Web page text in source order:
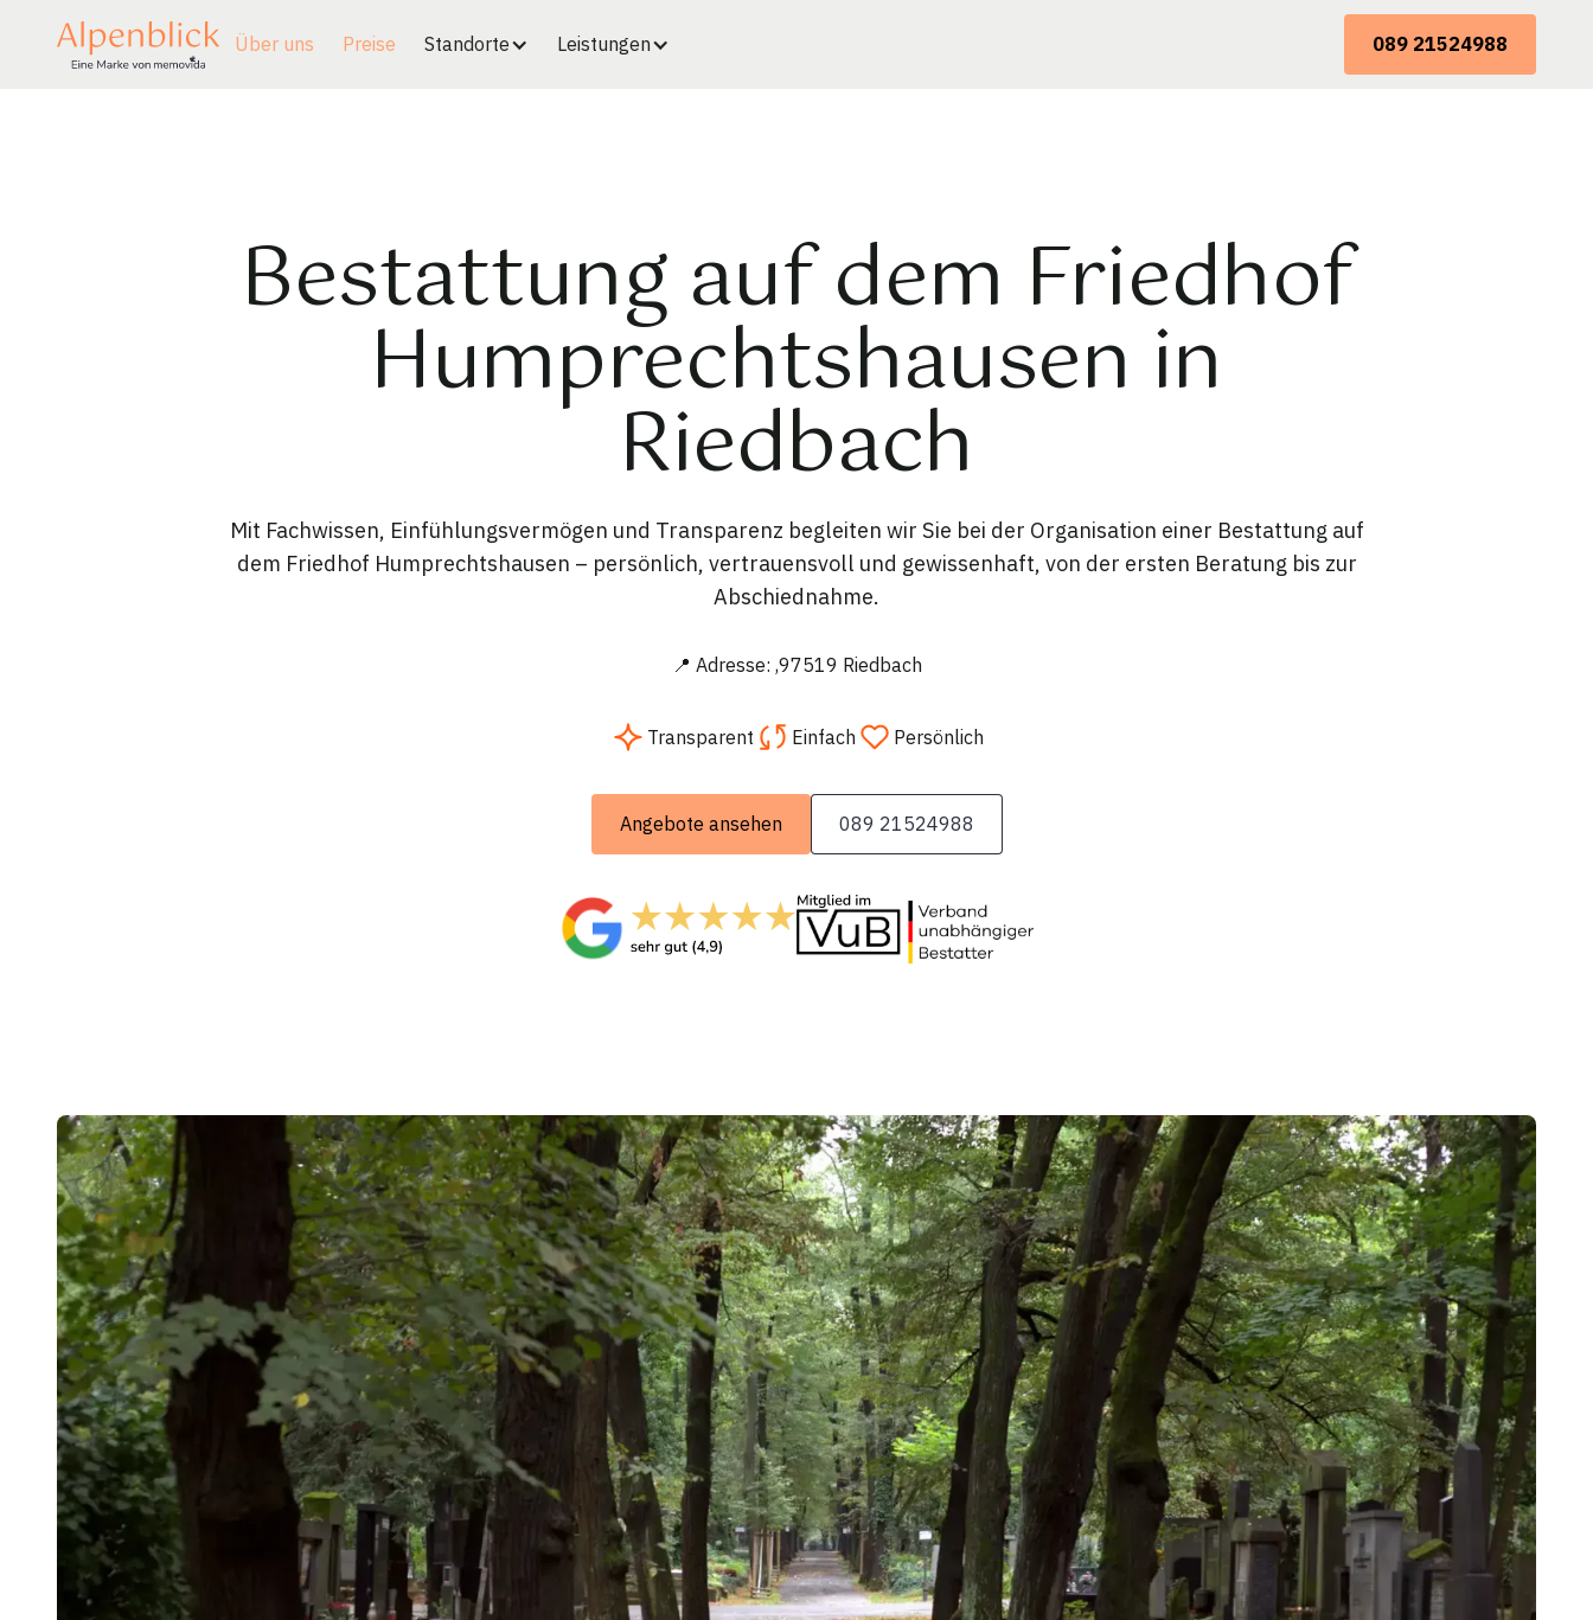
Über uns Preise Standorte Leistungen 089 21524988
Bestattung auf dem Friedhof
Humprechtshausen in
Riedbach
Mit Fachwissen, Einfühlungsvermögen und Transparenz begleiten wir Sie bei der Organisation einer Bestattung auf
dem Friedhof Humprechtshausen – persönlich, vertrauensvoll und gewissenhaft, von der ersten Beratung bis zur
Abschiednahme.
📍 Adresse: ,97519 Riedbach
Transparent Einfach Persönlich
Angebote ansehen 089 21524988